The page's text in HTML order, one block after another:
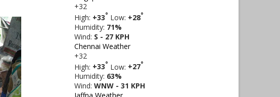
+32
High: +33° Low: +28°
Humidity: 71%
Wind: S - 27 KPH
Chennai Weather
+32
High: +33° Low: +27°
Humidity: 63%
Wind: WNW - 31 KPH